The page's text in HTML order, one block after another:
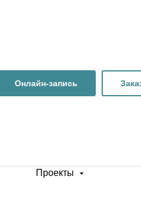
Онлайн-запись
Проекты